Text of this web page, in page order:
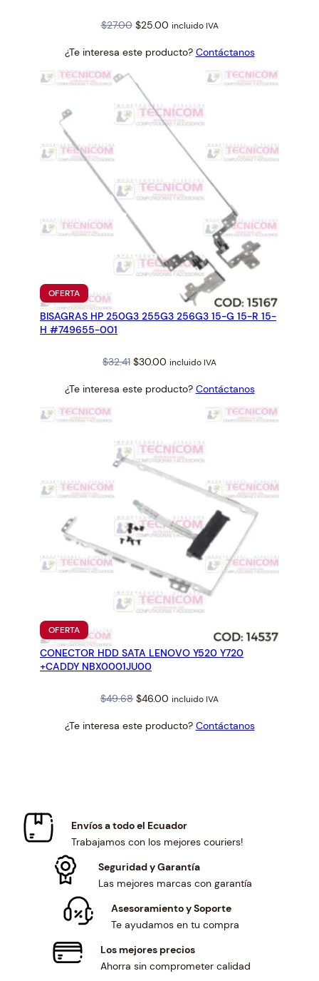
$27.00 Original
was:
$25.00Current
is:
incluido IVA
¿Te interesa este producto? Contáctanos
OFERTAPRODUCTO
EN
OFERTA
BISAGRAS HP 250G3 255G3 256G3 15-G 15-R 15-
H #749655-001
$32.41 Original
was:
$30.00 Current
is:
incluido IVA
¿Te interesa este producto? Contáctanos
OFERTAPRODUCTO
EN
OFERTA
CONECTOR HDD SATA LENOVO Y520 Y720
+CADDY NBX0001JU00
$49.68 Original
was:
$46.00 Current
is:
incluido IVA
¿Te interesa este producto? Contáctanos
Envíos a todo el Ecuador
Trabajamos con los mejores couriers!
Seguridad y Garantía
Las mejores marcas con garantía
Asesoramiento y Soporte
Te ayudamos en tu compra
Los mejores precios
Ahorra sin comprometer calidad